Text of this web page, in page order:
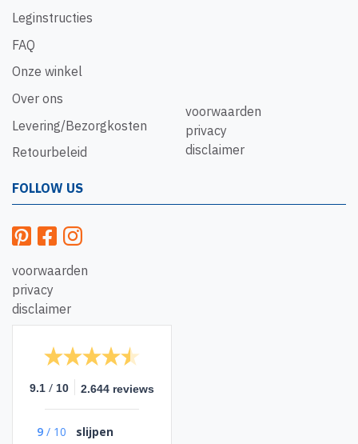
Leginstructies
FAQ
Onze winkel
Over ons
Levering/Bezorgkosten
Retourbeleid
voorwaarden
privacy
disclaimer
FOLLOW US
voorwaarden
privacy
disclaimer
9.1 / 10 2.644 reviews
9 / 10 slijpen